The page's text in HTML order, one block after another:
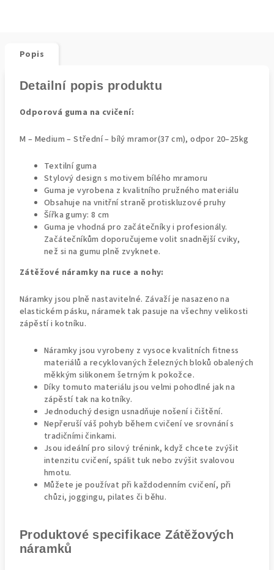
Popis
Detailní popis produktu
Odporová guma na cvičení:
M – Medium – Střední – bílý mramor(37 cm), odpor 20–25kg
Textilní guma
Stylový design s motivem bílého mramoru
Guma je vyrobena z kvalitního pružného materiálu
Obsahuje na vnitřní straně protiskluzové pruhy
Šířka gumy: 8 cm
Guma je vhodná pro začátečníky i profesionály.
Začátečníkům doporučujeme volit snadnější cviky,
než si na gumu plně zvyknete.
Zátěžové náramky na ruce a nohy:
Náramky jsou plně nastavitelné. Závaží je nasazeno na
elastickém pásku, náramek tak pasuje na všechny velikosti
zápěstí i kotníku.
Náramky jsou vyrobeny z vysoce kvalitních fitness
materiálů a recyklovaných železných bloků obalených
měkkým silikonem šetrným k pokožce.
Díky tomuto materiálu jsou velmi pohodlné jak na
zápěstí tak na kotníky.
Jednoduchý design usnadňuje nošení i čištění.
Nepřeruší váš pohyb během cvičení ve srovnání s
tradičními činkami.
Jsou ideální pro silový trénink, když chcete zvýšit
intenzitu cvičení, spálit tuk nebo zvýšit svalovou
hmotu.
Můžete je používat při každodenním cvičení, při
chůzi, joggingu, pilates či běhu.
Produktové specifikace Zátěžových
náramků